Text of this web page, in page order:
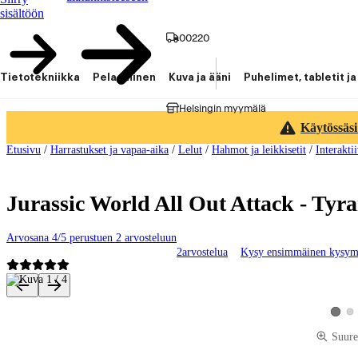
sisältöön
00220
Helsingin myymälä
Tietotekniikka Pelaaminen Kuva ja ääni Puhelimet, tabletit
Etusivu / Harrastukset ja vapaa-aika / Lelut / Hahmot ja leikkisetit /
Jurassic World All Out Attack -
Arvosana 4/5 perustuen 2 arvosteluun
2arvostelua Kysy ensimmäinen
Tuotteen kuvat ja videot
Katso